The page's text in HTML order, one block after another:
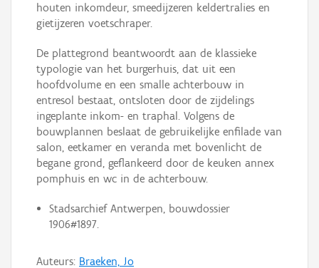
houten inkomdeur, smeedijzeren keldertralies en
gietijzeren voetschraper.
De plattegrond beantwoordt aan de klassieke
typologie van het burgerhuis, dat uit een
hoofdvolume en een smalle achterbouw in
entresol bestaat, ontsloten door de zijdelings
ingeplante inkom- en traphal. Volgens de
bouwplannen beslaat de gebruikelijke enfilade van
salon, eetkamer en veranda met bovenlicht de
begane grond, geflankeerd door de keuken annex
pomphuis en wc in de achterbouw.
Stadsarchief Antwerpen, bouwdossier
1906#1897.
Auteurs: Braeken, Jo